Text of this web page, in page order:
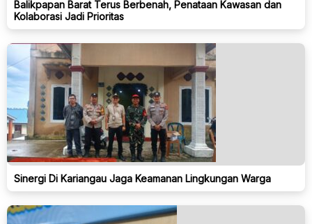
Balikpapan Barat Terus Berbenah, Penataan Kawasan dan
Kolaborasi Jadi Prioritas
Sinergi Di Kariangau Jaga Keamanan Lingkungan Warga